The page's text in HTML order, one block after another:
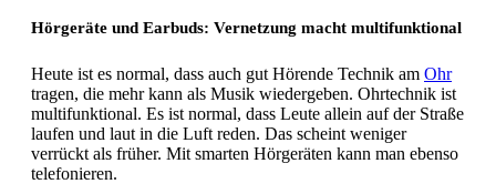
Hörgeräte und Earbuds: Vernetzung macht multifunktional
Heute ist es normal, dass auch gut Hörende Technik am Ohr
tragen, die mehr kann als Musik wiedergeben. Ohrtechnik ist
multifunktional. Es ist normal, dass Leute allein auf der Straße
laufen und laut in die Luft reden. Das scheint weniger
verrückt als früher. Mit smarten Hörgeräten kann man ebenso
telefonieren.